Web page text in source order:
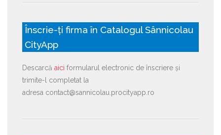
Înscrie-ți firma în Catalogul Sânnicolau
CityApp
Descarcă aici formularul electronic de înscriere și
trimite-l completat la
adresa contact@sannicolau.procityapp.ro